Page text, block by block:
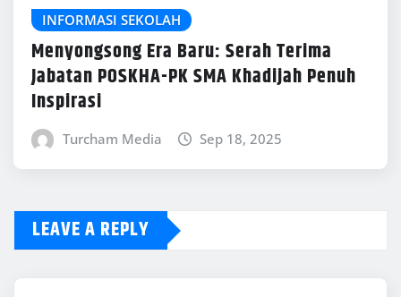
INFORMASI SEKOLAH
Menyongsong Era Baru: Serah Terima
Jabatan POSKHA-PK SMA Khadijah Penuh
Inspirasi
Turcham Media Sep 18, 2025
LEAVE A REPLY